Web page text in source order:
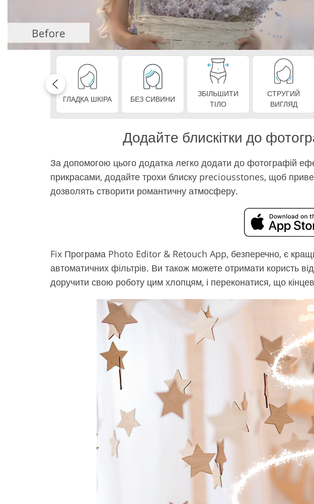
Сервіс ретуші товарів
Редагування фото
ювелірних виробів
Дані для навчання ШІ
ГЛАДКА ШКІРА БЕЗ СИВИНИ
ЗБІЛЬШИТИ
ТІЛО
СТРУГИЙ
ВИГЛЯД
Додайте блискітки до
За допомогою цього додатка легко додати до фотографій
прикрасами, додайте трохи блиску preciousstones, щоб
дозволять створити романтичну атмосферу.
Fix Програма Photo Editor & Retouch App, безперечно, є
автоматичних фільтрів. Ви також можете отримати користь від
доручити свою роботу цим хлопцям, і переконатися, що